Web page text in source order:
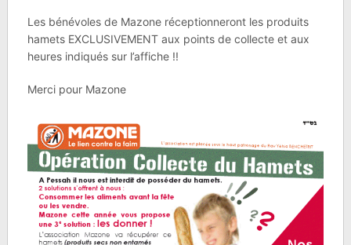
Les bénévoles de Mazone réceptionneront les produits
hamets EXCLUSIVEMENT aux points de collecte et aux
heures indiqués sur l’affiche !!
Merci pour Mazone